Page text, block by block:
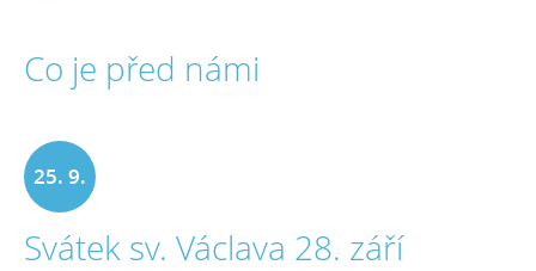
Co je před námi
25. 9.
2025
Svátek sv. Václava 28. září